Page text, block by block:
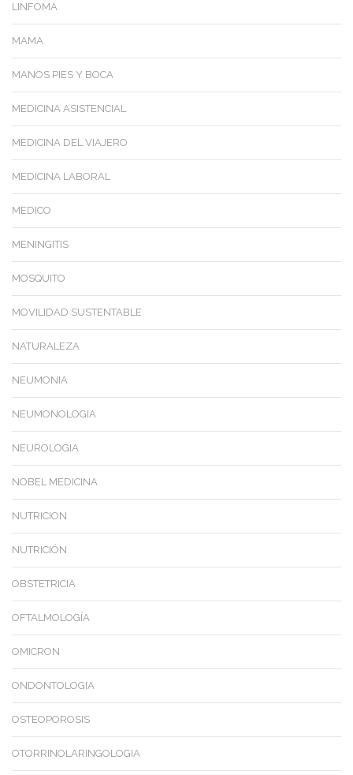
LINFOMA
MAMA
MANOS PIES Y BOCA
MEDICINA ASISTENCIAL
MEDICINA DEL VIAJERO
MEDICINA LABORAL
MEDICO
MENINGITIS
MOSQUITO
MOVILIDAD SUSTENTABLE
NATURALEZA
NEUMONIA
NEUMONOLOGIA
NEUROLOGIA
NOBEL MEDICINA
NUTRICION
NUTRICIÓN
OBSTETRICIA
OFTALMOLOGÍA
OMICRON
ONDONTOLOGIA
OSTEOPOROSIS
OTORRINOLARINGOLOGIA